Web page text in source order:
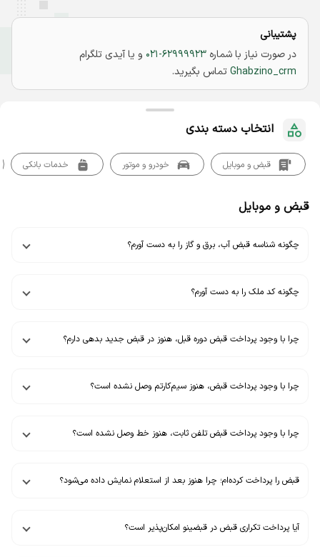
پشتیبانی
در صورت نیاز با شماره 021-62999923 و یا آیدی تلگرام
Ghabzino_crmتماس بگیرید.
انتخاب دسته بندی
قبض و موبایل خودرو و موتور خدمات بانکی
قبض و موبایل
چگونه شناسه قبض آب، برق و گاز را به دست آورم؟
چگونه کد ملک را به دست آورم؟
چرا با وجود پرداخت قبض دوره قبل، هنوز در قبض جدید بدهی دارم؟
چرا با وجود پرداخت قبض،‌ هنوز سیم‌کارتم وصل نشده است؟
چرا با وجود پرداخت قبض تلفن ثابت،‌ هنوز خط وصل نشده است؟
قبض را پرداخت کرده‌ام؛ چرا هنوز بعد از استعلام نمایش داده می‌شود؟
آیا پرداخت تکراری قبض در قبضینو امکان‌پذیر است؟